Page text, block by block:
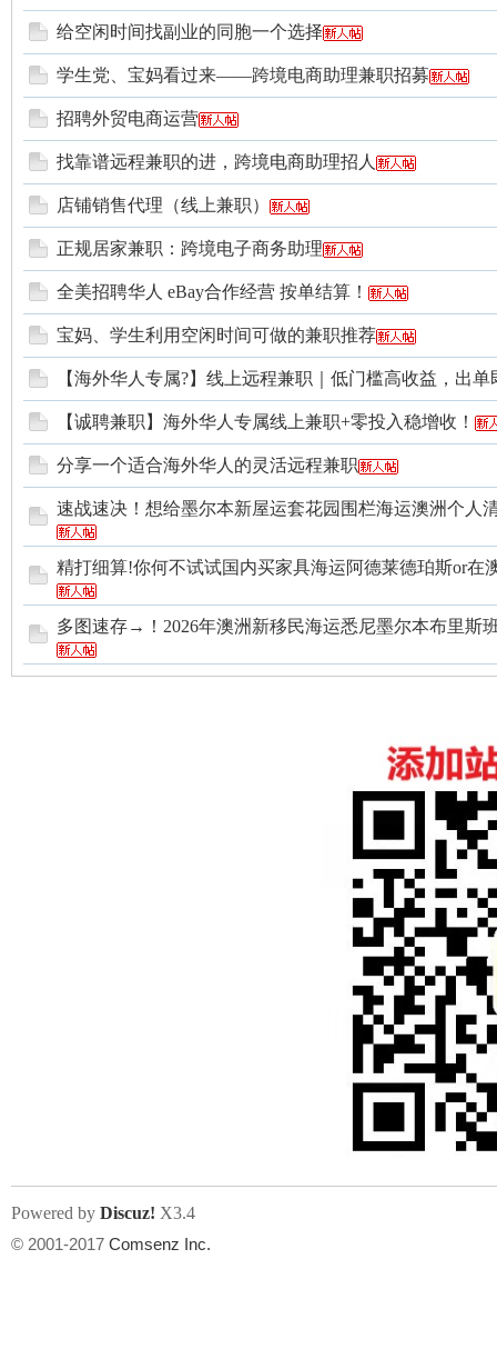
给空闲时间找副业的同胞一个选择
学生党、宝妈看过来——跨境电商助理兼职招募
招聘外贸电商运营
找靠谱远程兼职的进，跨境电商助理招人
店铺销售代理（线上兼职）
正规居家兼职：跨境电子商务助理
全美招聘华人 eBay合作经营 按单结算！
宝妈、学生利用空闲时间可做的兼职推荐
【海外华人专属?】线上远程兼职｜低门槛高收益，出单
【诚聘兼职】海外华人专属线上兼职+零投入稳增收！
分享一个适合海外华人的灵活远程兼职
速战速决！想给墨尔本新屋运套花园围栏海运澳洲个人
精打细算!你何不试试国内买家具海运阿德莱德珀斯or在
多图速存→！2026年澳洲新移民海运悉尼墨尔本布里斯
Powered by Discuz! X3.4
© 2001-2017 Comsenz Inc.